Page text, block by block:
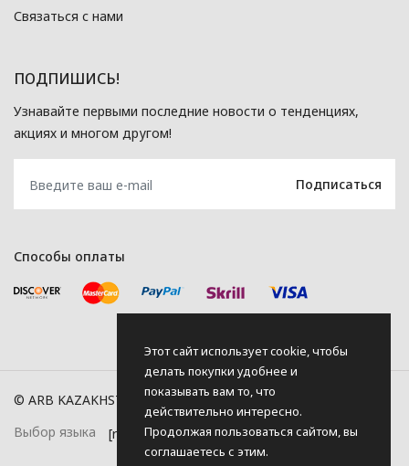
Связаться с нами
ПОДПИШИСЬ!
Узнавайте первыми последние новости о тенденциях,
акциях и многом другом!
Способы оплаты
© ARB KAZAKHSTAN, 2026
Выбор языка
Этот сайт использует cookie, чтобы
делать покупки удобнее и
показывать вам то, что
действительно интересно.
Продолжая пользоваться сайтом, вы
соглашаетесь с этим.